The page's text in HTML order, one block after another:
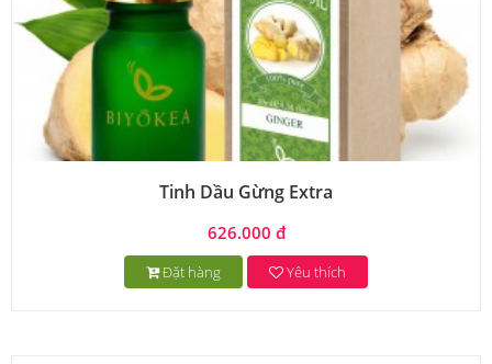
Tinh Dầu Gừng Extra
626.000 đ
Đặt hàng Yêu thích